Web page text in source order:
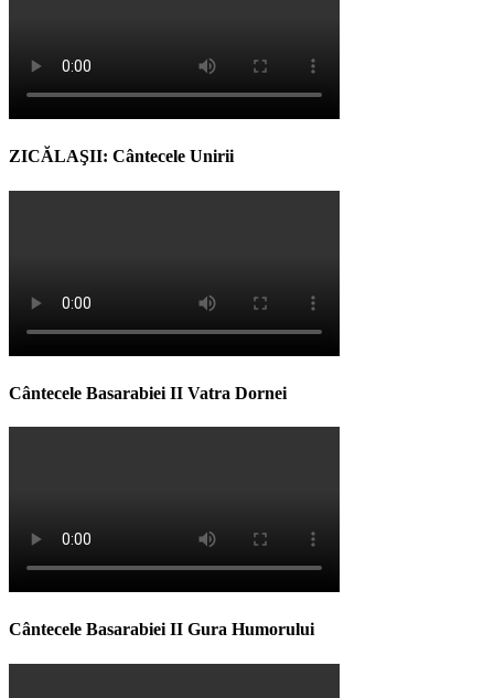
ZICĂLAŞII: Cântecele Unirii
Cântecele Basarabiei II Vatra Dornei
Cântecele Basarabiei II Gura Humorului